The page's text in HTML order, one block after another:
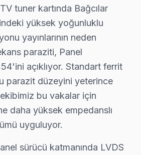
Servis: En Çok Sorulan
televizyon ünitesi tamirinde iki
15 Yıl Deneyim
tuner kartında Bağcılar
yüksek yoğunluklu
yayınlarının neden
paraziti, Panel
açıklıyor. Standart ferrit
parazit düzeyini yeterince
bu vakalar için
daha yüksek empedanslı
uyguluyor.
sürücü katmanında LVDS